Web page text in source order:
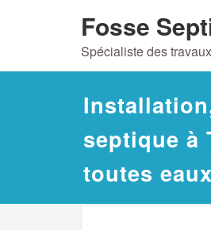
Fosse
Spécialiste des
septique à
toutes eaux